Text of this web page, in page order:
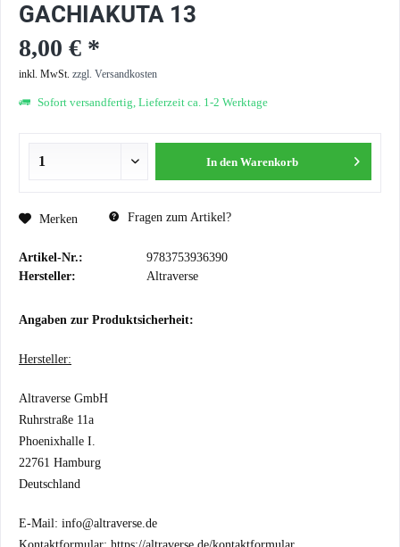
GACHIAKUTA 13
8,00 € *
inkl. MwSt. zzgl. Versandkosten
Sofort versandfertig, Lieferzeit ca. 1-2 Werktage
In den Warenkorb
Merken Fragen zum Artikel?
Artikel-Nr.:
9783753936390
Hersteller:
Altraverse
Angaben zur Produktsicherheit:
Hersteller:
Altraverse GmbH
Ruhrstraße 11a
Phoenixhalle I.
22761 Hamburg
Deutschland
E-Mail: info@altraverse.de